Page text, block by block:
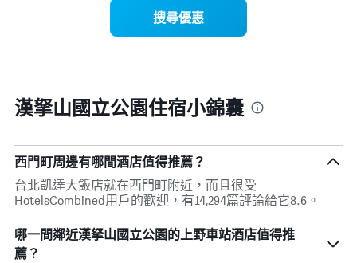
近，
房
的
變
情
況。
此
圖
表
搜尋優惠
漢拏山國立公園住宿小錦囊
西門町周邊有哪間酒店值得推薦？
台北凱達大飯店就在西門町附近，而且很受
HotelsCombined用戶的歡迎，有14,294篇評論給它8.6。
哪一間鄰近漢拏山國立公園的上野車站酒店值得推
薦？